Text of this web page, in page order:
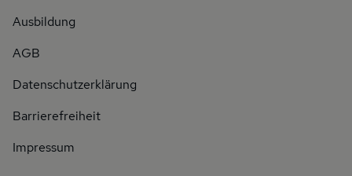
Ausbildung
AGB
Datenschutzerklärung
Barrierefreiheit
Impressum